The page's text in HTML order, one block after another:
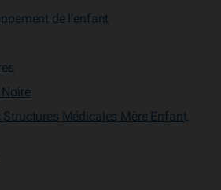
de l’enfant
Médicales Mère Enfant,